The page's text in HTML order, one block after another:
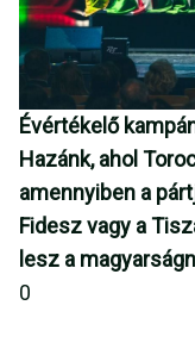
Évértékelő
Hazánk, ahol
amennyiben a
Fidesz vagy a
lesz a
0